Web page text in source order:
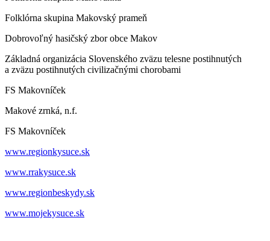
Folklórna skupina Makovský prameň
Dobrovoľný hasičský zbor obce Makov
Základná organizácia Slovenského zväzu telesne postihnutých
a zväzu postihnutých civilizačnými chorobami
FS Makovníček
Makové zrnká, n.f.
FS Makovníček
www.regionkysuce.sk
www.rrakysuce.sk
www.regionbeskydy.sk
www.mojekysuce.sk